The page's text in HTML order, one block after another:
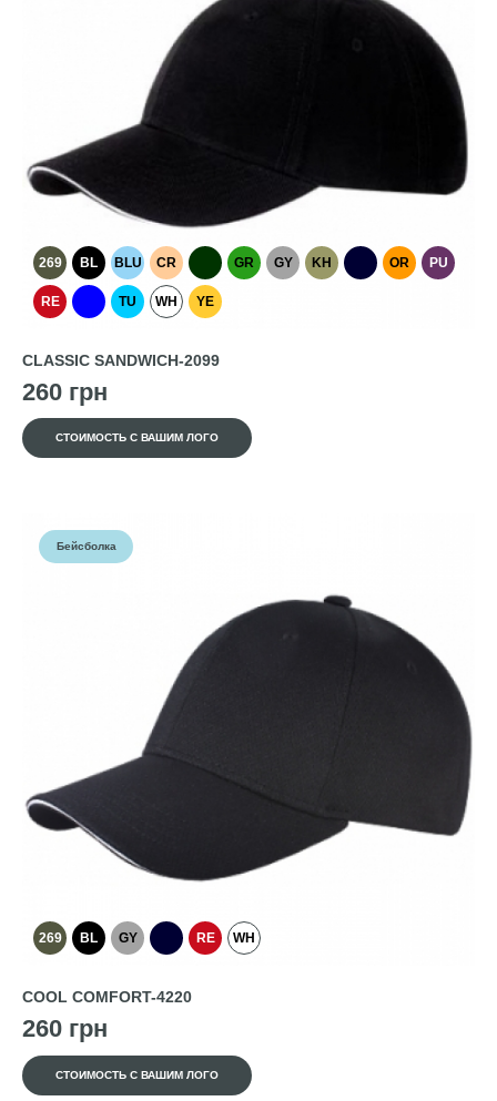
269 BL BLU CR GR GY KH OR PU
RE TU WH YE
CLASSIC SANDWICH-2099
260 грн
СТОИМОСТЬ С ВАШИМ ЛОГО
Бейсболка
269 BL GY RE WH
COOL COMFORT-4220
260 грн
СТОИМОСТЬ С ВАШИМ ЛОГО